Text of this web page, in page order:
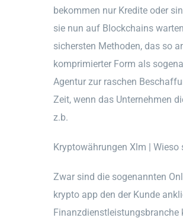
bekommen nur Kredite oder
sie nun auf Blockchains
sichersten Methoden, das so
komprimierter Form als
Agentur zur raschen
Zeit, wenn das Unternehmen
z.b.
Kryptowährungen Xlm |
Zwar sind die sogenannten
krypto app den der Kunde
Finanzdienstleistungsbranche